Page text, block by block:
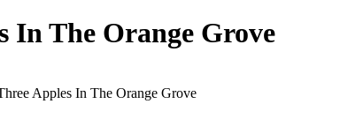
In The Orange Grove
Apples In The Orange Grove